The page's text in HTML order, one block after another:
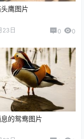
鹰图片
23日 0 0
的鸳鸯图片